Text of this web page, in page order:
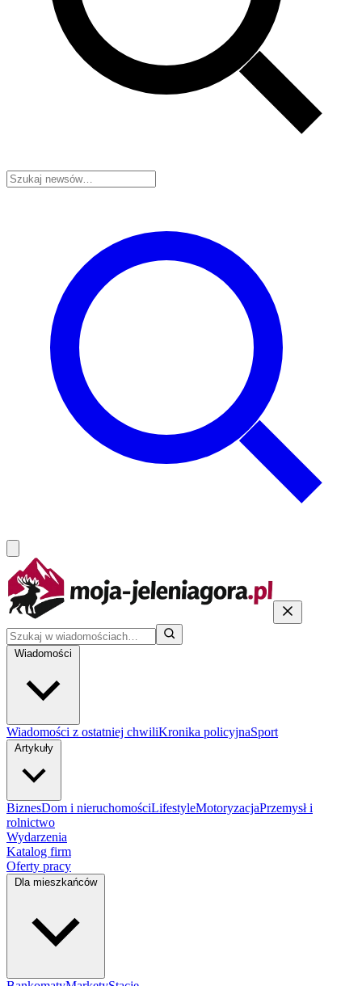
Wiadomości
Wiadomości z ostatniej chwiliKronika policyjnaSport
Artykuły
BiznesDom i nieruchomościLifestyleMotoryzacjaPrzemysł i
rolnictwo
Wydarzenia
Katalog firm
Oferty pracy
Dla mieszkańców